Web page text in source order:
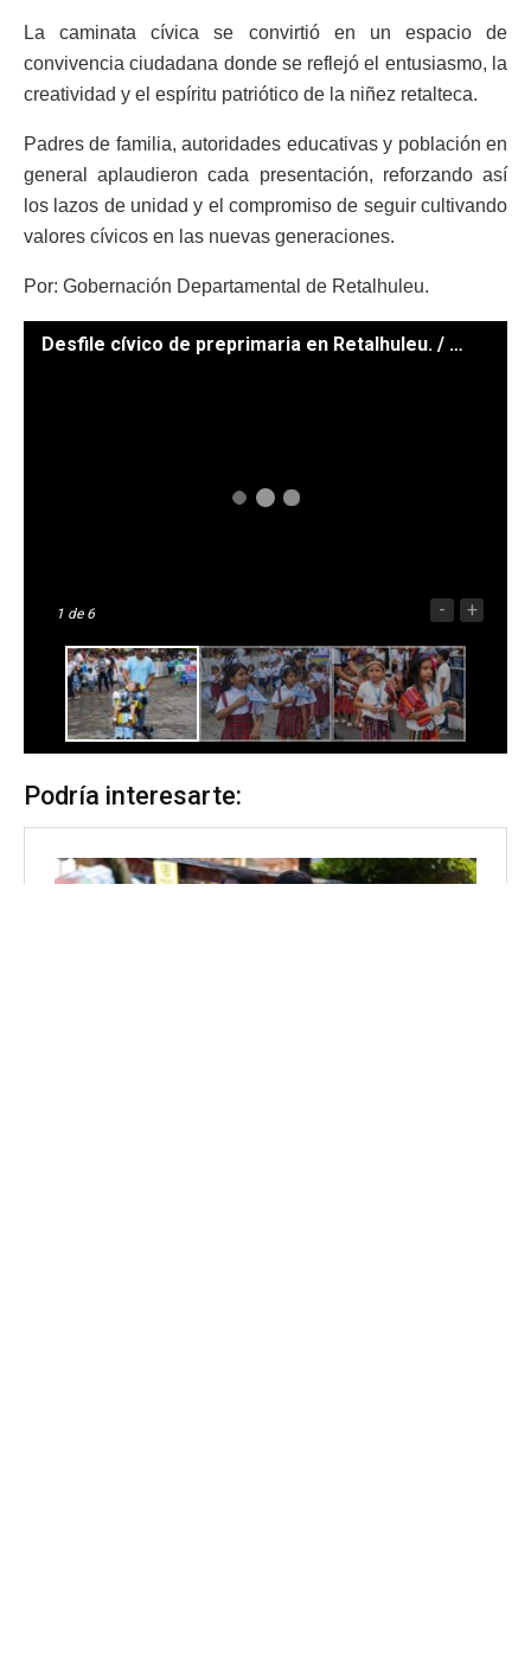
La caminata cívica se convirtió en un espacio de
convivencia ciudadana donde se reflejó el entusiasmo, la
creatividad y el espíritu patriótico de la niñez retalteca.
Padres de familia, autoridades educativas y población en
general aplaudieron cada presentación, reforzando así
los lazos de unidad y el compromiso de seguir cultivando
valores cívicos en las nuevas generaciones.
Por: Gobernación Departamental de Retalhuleu.
Desfile cívico de preprimaria en Retalhuleu. / Foto: Gobernación Departamental de Retalhuleu.
1 de 6 - +
Podría interesarte: